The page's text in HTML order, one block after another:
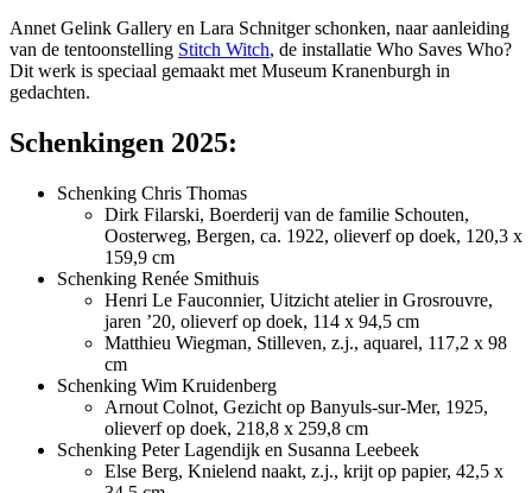
Annet Gelink Gallery en Lara Schnitger schonken, naar aanleiding
van de tentoonstelling Stitch Witch, de installatie Who Saves Who?
Dit werk is speciaal gemaakt met Museum Kranenburgh in
gedachten.
Schenkingen 2025:
Schenking Chris Thomas
Dirk Filarski, Boerderij van de familie Schouten,
Oosterweg, Bergen, ca. 1922, olieverf op doek, 120,3 x
159,9 cm
Schenking Renée Smithuis
Henri Le Fauconnier, Uitzicht atelier in Grosrouvre,
jaren ’20, olieverf op doek, 114 x 94,5 cm
Matthieu Wiegman, Stilleven, z.j., aquarel, 117,2 x 98
cm
Schenking Wim Kruidenberg
Arnout Colnot, Gezicht op Banyuls-sur-Mer, 1925,
olieverf op doek, 218,8 x 259,8 cm
Schenking Peter Lagendijk en Susanna Leebeek
Else Berg, Knielend naakt, z.j., krijt op papier, 42,5 x